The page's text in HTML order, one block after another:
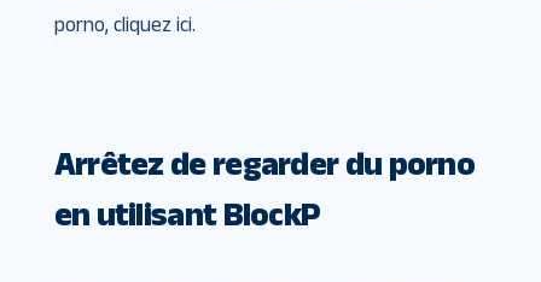
porno, cliquez ici.
Arrêtez de regarder du porno
en utilisant BlockP